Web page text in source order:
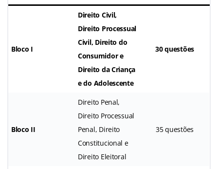
Bloco I
Direito Civil,
Direito Processual
Civil, Direito do
Consumidor e
Direito da Criança
e do Adolescente
30 questões
Bloco II
Direito Penal,
Direito Processual
Penal, Direito
Constitucional e
Direito Eleitoral
35 questões